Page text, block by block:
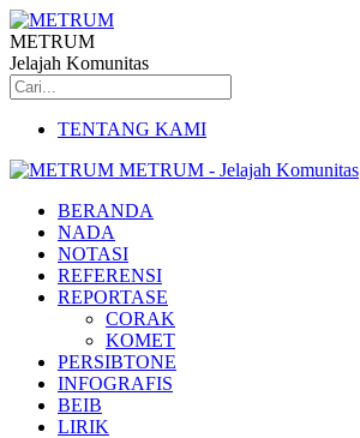
METRUM
Jelajah Komunitas
TENTANG KAMI
METRUM - Jelajah Komunitas
BERANDA
NADA
NOTASI
REFERENSI
REPORTASE
CORAK
KOMET
PERSIBTONE
INFOGRAFIS
BEIB
LIRIK